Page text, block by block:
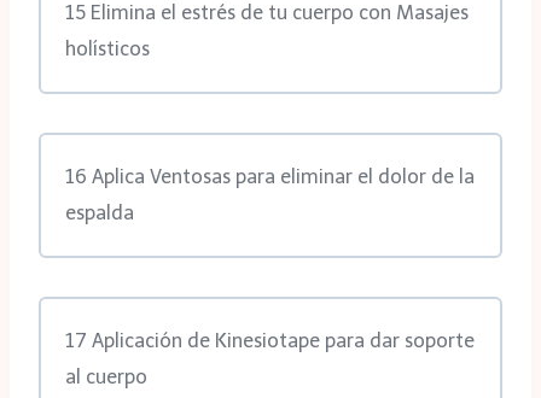
15 Elimina el estrés de tu cuerpo con Masajes
holísticos
16 Aplica Ventosas para eliminar el dolor de la
espalda
17 Aplicación de Kinesiotape para dar soporte
al cuerpo